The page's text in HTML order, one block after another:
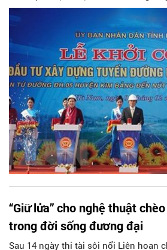
Nam.
“Giữ lửa” cho nghệ thuật
trong đời sống đương đại
Sau 14 ngày thi tài sôi nổi Liên hoan